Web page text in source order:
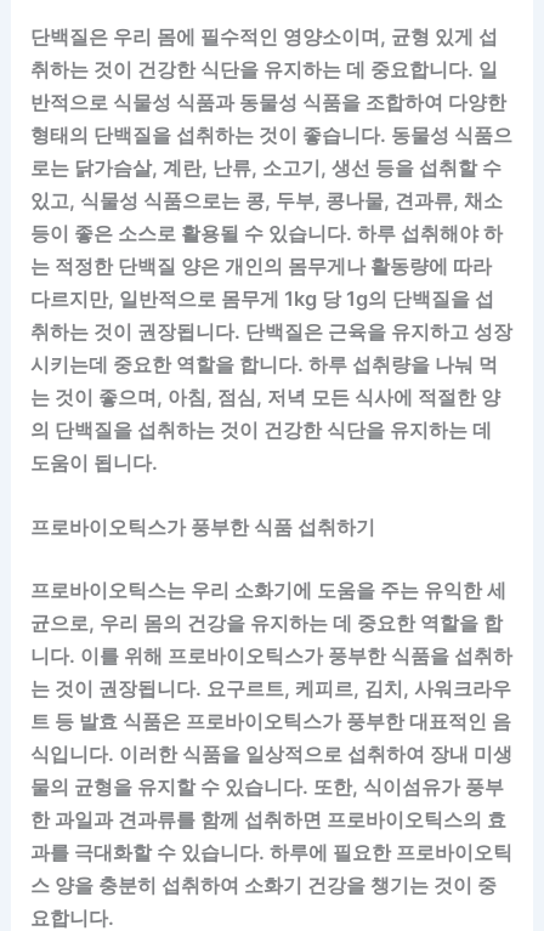
단백질은 우리 몸에 필수적인 영양소이며, 균형 있게 섭
취하는 것이 건강한 식단을 유지하는 데 중요합니다. 일
반적으로 식물성 식품과 동물성 식품을 조합하여 다양한
형태의 단백질을 섭취하는 것이 좋습니다. 동물성 식품으
로는 닭가슴살, 계란, 난류, 소고기, 생선 등을 섭취할 수
있고, 식물성 식품으로는 콩, 두부, 콩나물, 견과류, 채소
등이 좋은 소스로 활용될 수 있습니다. 하루 섭취해야 하
는 적정한 단백질 양은 개인의 몸무게나 활동량에 따라
다르지만, 일반적으로 몸무게 1kg 당 1g의 단백질을 섭
취하는 것이 권장됩니다. 단백질은 근육을 유지하고 성장
시키는데 중요한 역할을 합니다. 하루 섭취량을 나눠 먹
는 것이 좋으며, 아침, 점심, 저녁 모든 식사에 적절한 양
의 단백질을 섭취하는 것이 건강한 식단을 유지하는 데
도움이 됩니다.
프로바이오틱스가 풍부한 식품 섭취하기
프로바이오틱스는 우리 소화기에 도움을 주는 유익한 세
균으로, 우리 몸의 건강을 유지하는 데 중요한 역할을 합
니다. 이를 위해 프로바이오틱스가 풍부한 식품을 섭취하
는 것이 권장됩니다. 요구르트, 케피르, 김치, 사워크라우
트 등 발효 식품은 프로바이오틱스가 풍부한 대표적인 음
식입니다. 이러한 식품을 일상적으로 섭취하여 장내 미생
물의 균형을 유지할 수 있습니다. 또한, 식이섬유가 풍부
한 과일과 견과류를 함께 섭취하면 프로바이오틱스의 효
과를 극대화할 수 있습니다. 하루에 필요한 프로바이오틱
스 양을 충분히 섭취하여 소화기 건강을 챙기는 것이 중
요합니다.